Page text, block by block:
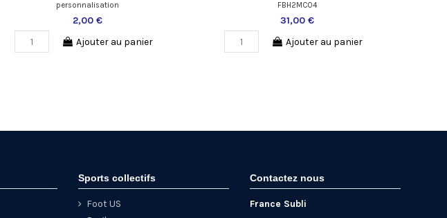
personnalisation
2,00 €
Ajouter au panier
FBH2MC04
31,00 €
Ajouter au panier
Sports collectifs
Foot US
Contactez nous
France Subli